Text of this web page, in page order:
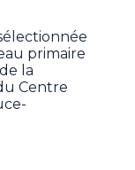
primaire
la
Centre